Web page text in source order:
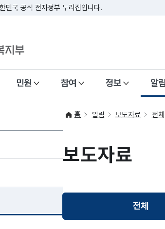
민국 공식 전자정부 누리집입니다.
민원 참여 정보 알림
홈 알림 보도자료 전체
보도자료
전체선택됨